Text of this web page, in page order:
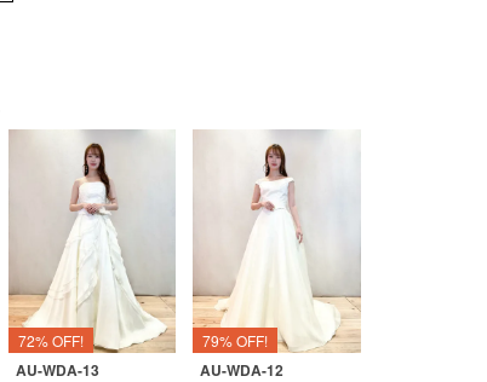
72% OFF!
AU-WDA-13
79% OFF!
AU-WDA-12